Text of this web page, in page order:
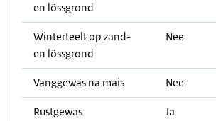
en lössgrond
Winterteelt op zand-
en lössgrond
Nee
Vanggewas na mais Nee
Rustgewas Ja